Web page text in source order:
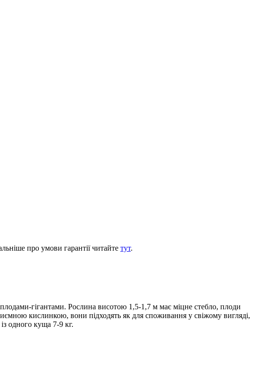
про умови гарантії читайте тут.
гігантами. Рослина висотою 1,5-1,7 м має міцне стебло, плоди
кислинкою, вони підходять як для споживання у свіжому вигляді,
одного куща 7-9 кг.